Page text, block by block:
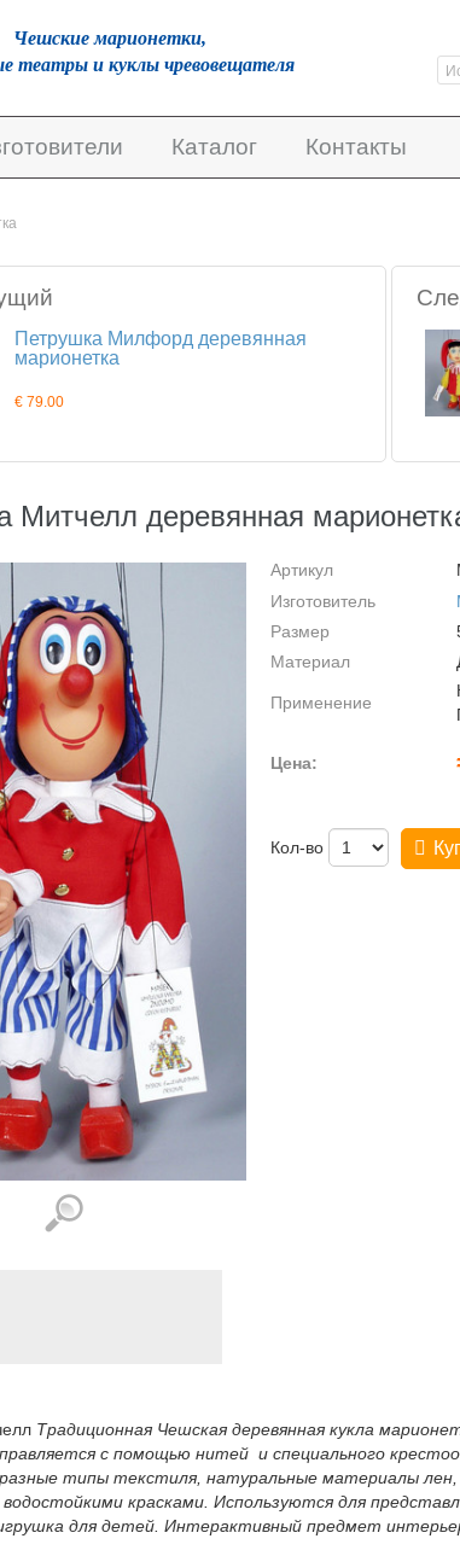
Каталог Контакты
Петрушка Милфорд деревянная
марионетка
€ 79.00
Митчелл деревянная
Артикул
Изготовитель
Размер
Материал
Применение
Цена:
Кол-во
Традиционная Чешская деревянная кукла
с помощью нитей и специального
типы текстиля, натуральные материалы лен,
красками. Используются для
для детей. Интерактивный предмет
Чешскиe марионетки,
театры и куклы чревовещателя